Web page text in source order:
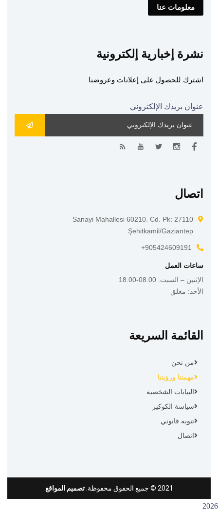
معلومات عنا
نشرة إخبارية إلكترونية
اشترك للحصول على إعلانات وعروضنا
عنوان بريدك الإلكتروني
اتصال
Sanayi Mahallesi 60210. Cd. Pk: 27110
Şehitkamil/Gaziantep
905424609191+
ساعات العمل
الإثنين – السبت: 08:00-18:00
الأحد: مغلق
القائمة السريعة
من نحن
مهمتنا ورؤيتنا
البيانات الشخصية
سياسة الكوكيز
تنويه قانوني
اتصال
2021 © جميع الحقوق محفوظة.تصميم المواقع
2026